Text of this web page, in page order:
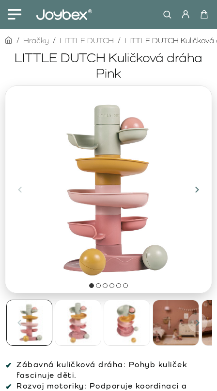
LITTLE DUTCH Kuličková dráha
Pink
homeHračky LITTLE DUTCH LITTLE DUTCH
Zábavná kuličková dráha: Pohyb kuliček
fascinuje děti.
Rozvoj motoriky: Podporuje koordinaci a